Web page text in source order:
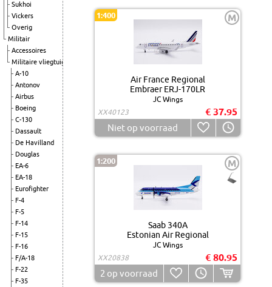
Sukhoi
Vickers
Overig
Militair
Accessoires
Militaire vliegtuigen
A-10
Antonov
Airbus
Boeing
C-130
Dassault
De Havilland
Douglas
EA-6
EA-18
Eurofighter
F-4
F-5
F-14
F-15
F-16
F/A-18
F-22
F-35
1:400 M
Air France Regional
Embraer ERJ-170LR
JC Wings
XX40123
€ 37.95
Niet op voorraad
1:200 M
Saab 340A
Estonian Air Regional
JC Wings
XX20838
€ 80.95
2 op voorraad